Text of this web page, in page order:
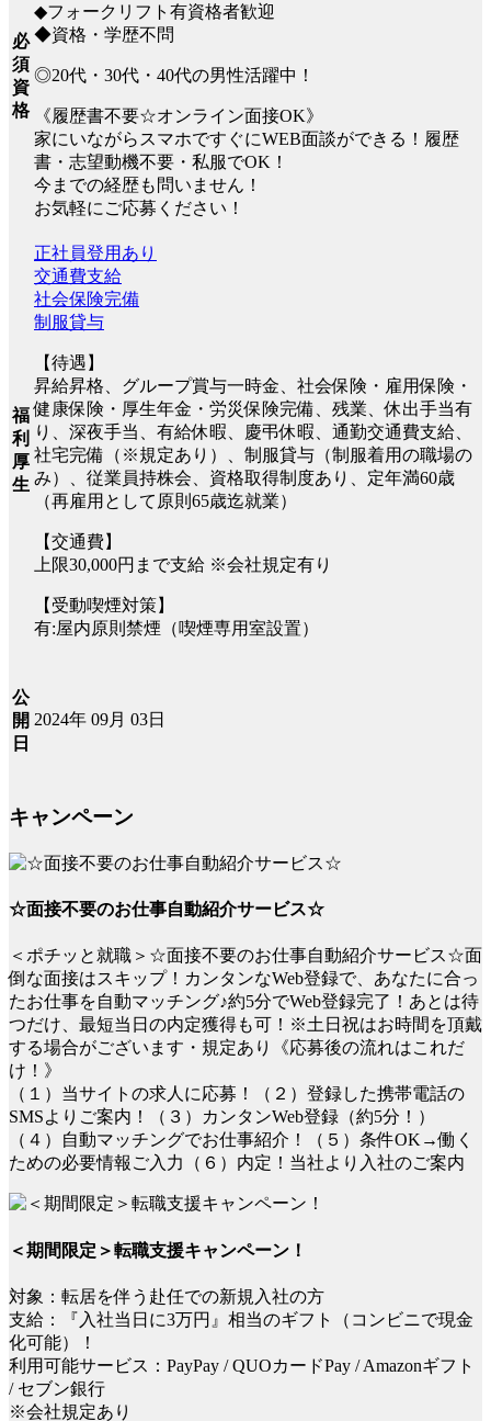
必
須
資
格
◆フォークリフト有資格者歓迎
◆資格・学歴不問
◎20代・30代・40代の男性活躍中！
《履歴書不要☆オンライン面接OK》
家にいながらスマホですぐにWEB面談ができる！履歴
書・志望動機不要・私服でOK！
今までの経歴も問いません！
お気軽にご応募ください！
福
利
厚
生
正社員登用あり
交通費支給
社会保険完備
制服貸与
【待遇】
昇給昇格、グループ賞与一時金、社会保険・雇用保険・
健康保険・厚生年金・労災保険完備、残業、休出手当有
り、深夜手当、有給休暇、慶弔休暇、通勤交通費支給、
社宅完備（※規定あり）、制服貸与（制服着用の職場の
み）、従業員持株会、資格取得制度あり、定年満60歳
（再雇用として原則65歳迄就業）
【交通費】
上限30,000円まで支給 ※会社規定有り
【受動喫煙対策】
有:屋内原則禁煙（喫煙専用室設置）
公
開
日
2024年 09月 03日
キャンペーン
☆面接不要のお仕事自動紹介サービス☆
＜ポチッと就職＞☆面接不要のお仕事自動紹介サービス☆面
倒な面接はスキップ！カンタンなWeb登録で、あなたに合っ
たお仕事を自動マッチング♪約5分でWeb登録完了！あとは待
つだけ、最短当日の内定獲得も可！※土日祝はお時間を頂戴
する場合がございます・規定あり《応募後の流れはこれだ
け！》
（１）当サイトの求人に応募！（２）登録した携帯電話の
SMSよりご案内！（３）カンタンWeb登録（約5分！）
（４）自動マッチングでお仕事紹介！（５）条件OK→働く
ための必要情報ご入力（６）内定！当社より入社のご案内
＜期間限定＞転職支援キャンペーン！
対象：転居を伴う赴任での新規入社の方
支給：『入社当日に3万円』相当のギフト（コンビニで現金
化可能）！
利用可能サービス：PayPay / QUOカードPay / Amazonギフト
/ セブン銀行
※会社規定あり